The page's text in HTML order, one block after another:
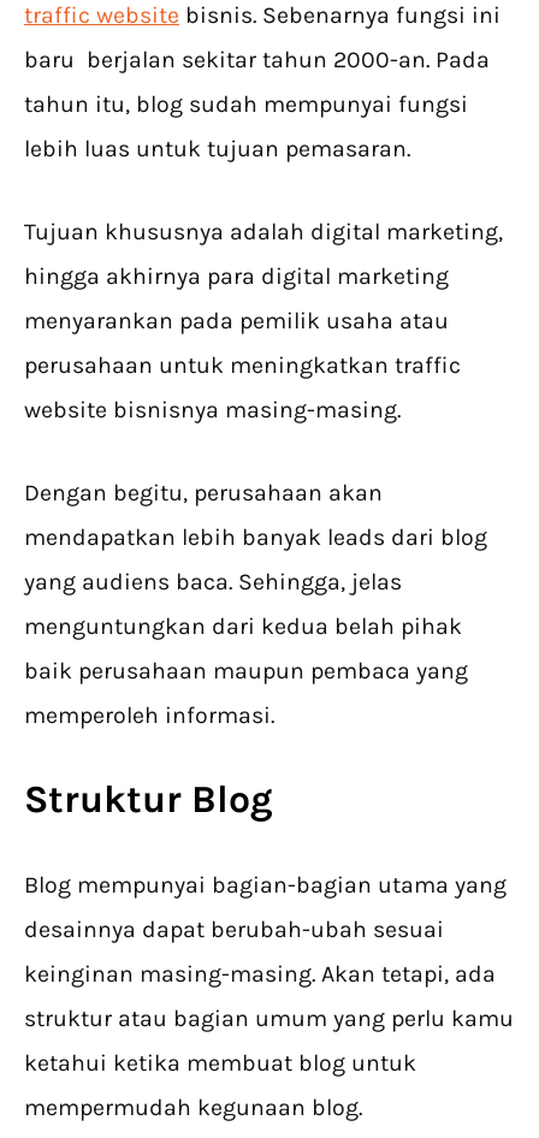
traffic website bisnis. Sebenarnya fungsi ini
baru berjalan sekitar tahun 2000-an. Pada
tahun itu, blog sudah mempunyai fungsi
lebih luas untuk tujuan pemasaran.
Tujuan khususnya adalah digital marketing,
hingga akhirnya para digital marketing
menyarankan pada pemilik usaha atau
perusahaan untuk meningkatkan traffic
website bisnisnya masing-masing.
Dengan begitu, perusahaan akan
mendapatkan lebih banyak leads dari blog
yang audiens baca. Sehingga, jelas
menguntungkan dari kedua belah pihak
baik perusahaan maupun pembaca yang
memperoleh informasi.
Struktur Blog
Blog mempunyai bagian-bagian utama yang
desainnya dapat berubah-ubah sesuai
keinginan masing-masing. Akan tetapi, ada
struktur atau bagian umum yang perlu kamu
ketahui ketika membuat blog untuk
mempermudah kegunaan blog.